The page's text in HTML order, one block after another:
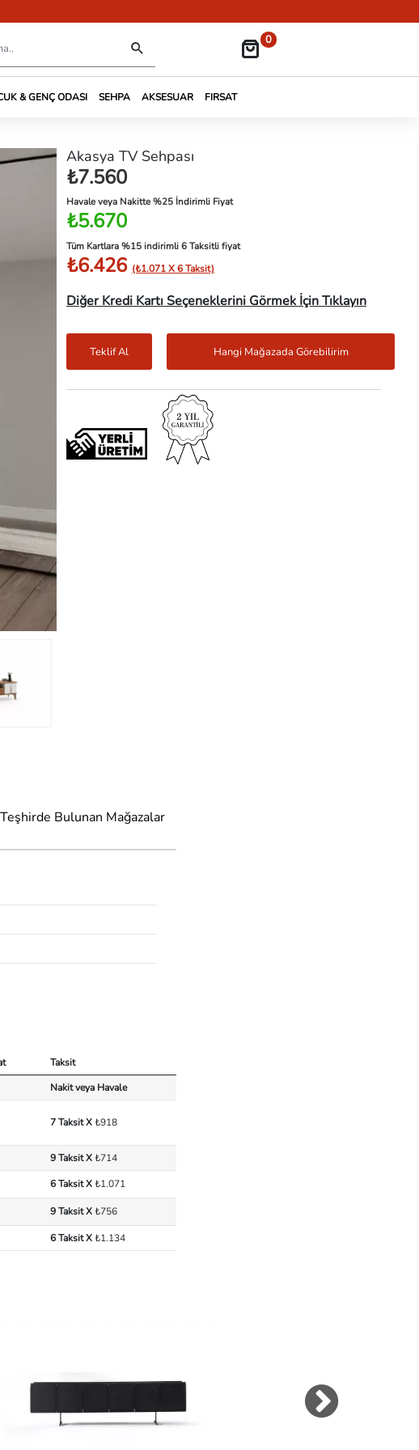
0
& GENÇ ODASI SEHPA AKSESUAR FIRSAT
Akasya TV Sehpası
₺7.560
Havale veya Nakitte %25 İndirimli Fiyat
₺5.670
Tüm Kartlara %15 indirimli 6 Taksitli fiyat
₺6.426 (₺1.071 X 6 Taksit)
Diğer Kredi Kartı Seçeneklerini Görmek İçin Tıklayın
Teklif Al Hangi Mağazada Görebilirim
Teşhirde Bulunan Mağazalar
Taksit
Nakit veya Havale
7 Taksit X₺918
9 Taksit X₺714
6 Taksit X₺1.071
9 Taksit X₺756
6 Taksit X₺1.134